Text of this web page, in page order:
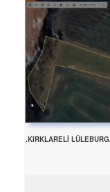
KIRKLARELİ